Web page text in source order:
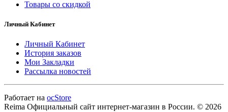
Товары со скидкой
Личный Кабинет
Личный Кабинет
История заказов
Мои Закладки
Рассылка новостей
Работает на ocStore
Reima Официальный сайт интернет-магазин в России. © 2026